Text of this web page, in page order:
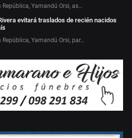
República, Yamandú Orsi, as…
evitará traslados de recién nacidos
República, Yamandú Orsi, par…